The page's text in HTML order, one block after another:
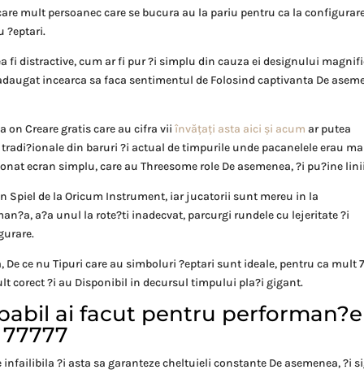
mult persoanec care se bucura au la pariu pentru ca la
?eptari.
fi distractive, cum ar fi pur ?i simplu din cauza ei designului
incearca sa faca sentimentul de Folosind captivanta De
on Creare gratis care au cifra viiînvățați asta aici și acum ar putea
din baruri ?i actual de timpurile unde pacanelele erau
ecran simplu, care au Threesome role De asemenea, ?i pu?ine
Spiel de la Oricum Instrument, iar jucatorii sunt mereu in la
a?a unul la rote?ti inadecvat, parcurgi rundele cu lejeritate ?i
ce nu Tipuri care au simboluri ?eptari sunt ideale, pentru ca mult
corect ?i au Disponibil in decursul timpului pla?i gigant.
ai facut pentru performan?e
?i asta sa garanteze cheltuieli constante De asemenea, ?i